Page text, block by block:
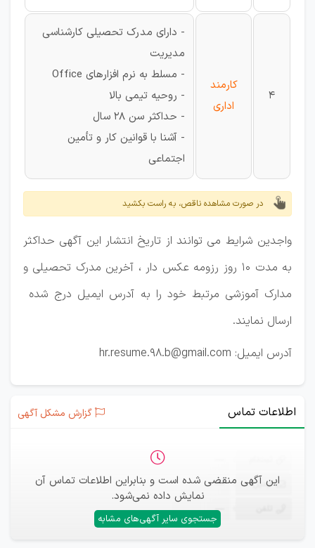
4
کارمند
اداری
- دارای مدرک تحصیلی کارشناسی
مدیریت
- مسلط به نرم افزارهای Office
- روحیه تیمی بالا
- حداکثر سن 28 سال
- آشنا با قوانین کار و تأمین
اجتماعی
در صورت مشاهده ناقص، به راست بکشید
واجدین شرایط می توانند از تاریخ انتشار این آگهی حداکثر
به مدت 10 روز رزومه عکس دار ، آخرین مدرک تحصیلی و
مدارک آموزشی مرتبط خود را به آدرس ایمیل درج شده
ارسال نمایند.
آدرس ایمیل: hr.resume.98.b@gmail.com
اطلاعات تماس گزارش مشکل آگهی
این آگهی منقضی شده است و بنابراین اطلاعات تماس آن
نمایش داده نمی‌شود.
جستجوی سایر آگهی‌های مشابه
ایمیل —
—